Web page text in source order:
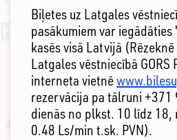
Biļetes uz Latgales
pasākumiem var
kasēs visā Latvijā
Latgales vēstniecībā
interneta vietnē
rezervācija pa tālruni
dienās no plkst. 10 līdz 18,
0.48 Ls/min t.sk. PVN).